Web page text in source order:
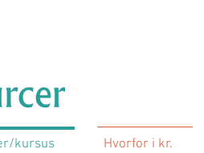
kursus Hvorfor i kr.